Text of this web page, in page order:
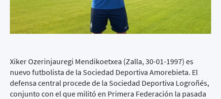
Xiker Ozerinjauregi Mendikoetxea (Zalla, 30-01-1997) es
nuevo futbolista de la Sociedad Deportiva Amorebieta. El
defensa central procede de la Sociedad Deportiva Logroñés,
conjunto con el que militó en Primera Federación la pasada